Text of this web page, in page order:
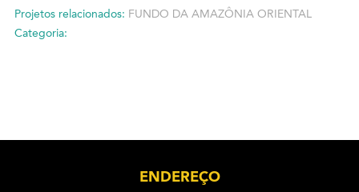
Projetos relacionados: FUNDO DA AMAZÔNIA ORIENTAL
Categoria:
ENDEREÇO